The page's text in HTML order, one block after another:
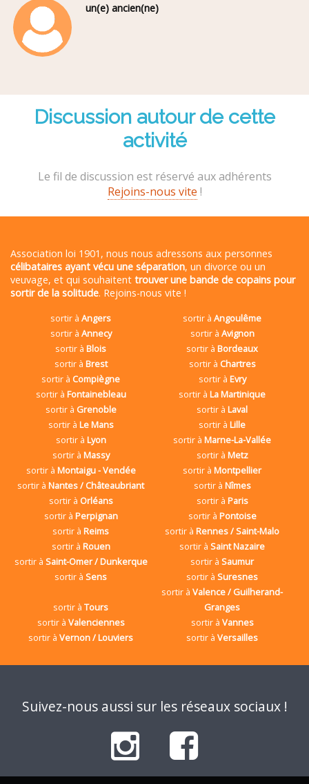
un(e) ancien(ne)
Discussion autour de cette
activité
Le fil de discussion est réservé aux adhérents
Rejoins-nous vite !
Association loi 1901, nous nous adressons aux personnes
célibataires ayant vécu une séparation, un divorce ou un
veuvage, et qui souhaitent trouver une bande de copains pour
sortir de la solitude. Rejoins-nous vite !
sortir àAngers sortir àAngoulême
sortir à Annecy sortir à Avignon
sortir àBlois sortir àBordeaux
sortir à Brest sortir à Chartres
sortir à Compiègne sortir à Evry
sortir à Fontainebleau sortir àLa Martinique
sortir à Grenoble sortir àLaval
sortir à Le Mans sortir àLille
sortir à Lyon sortir àMarne-La-Vallée
sortir à Massy sortir à Metz
sortir à Montaigu - Vendée sortir àMontpellier
sortir àNantes / Châteaubriant sortir à Nîmes
sortir à Orléans sortir à Paris
sortir à Perpignan sortir à Pontoise
sortir àReims sortir àRennes / Saint-Malo
sortir à Rouen sortir àSaint Nazaire
sortir à Saint-Omer / Dunkerque sortir àSaumur
sortir àSens sortir àSuresnes
sortir àTours
sortir àValence / Guilherand-
Granges
sortir à Valenciennes sortir à Vannes
sortir àVernon / Louviers sortir àVersailles
Suivez-nous aussi sur les réseaux sociaux !